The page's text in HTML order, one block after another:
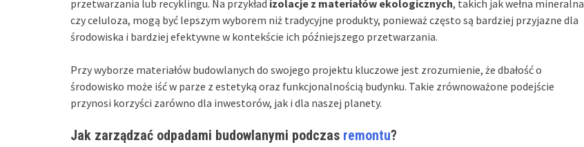
przetwarzania lub recyklingu. Na przykład izolacje z materiałów ekologicznych, takich jak wełna mineralna
czy celuloza, mogą być lepszym wyborem niż tradycyjne produkty, ponieważ często są bardziej przyjazne dla
środowiska i bardziej efektywne w kontekście ich późniejszego przetwarzania.
Przy wyborze materiałów budowlanych do swojego projektu kluczowe jest zrozumienie, że dbałość o
środowisko może iść w parze z estetyką oraz funkcjonalnością budynku. Takie zrównoważone podejście
przynosi korzyści zarówno dla inwestorów, jak i dla naszej planety.
Jak zarządzać odpadami budowlanymi podczas remontu?